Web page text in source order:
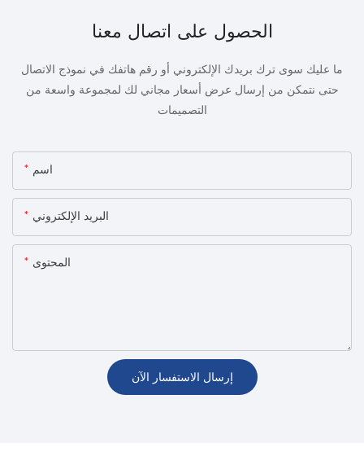
الحصول على اتصال معنا
ما عليك سوى ترك بريدك الإلكتروني أو رقم هاتفك في نموذج الاتصال
حتى نتمكن من إرسال عرض أسعار مجاني لك لمجموعة واسعة من
التصميمات
اسم
البريد الإلكتروني
المحتوى
إرسال الاستفسار الآن